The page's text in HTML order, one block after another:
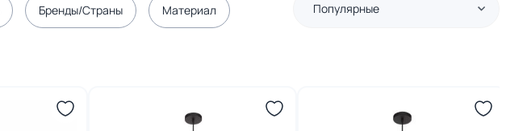
Бренды/Страны Материал Популярные